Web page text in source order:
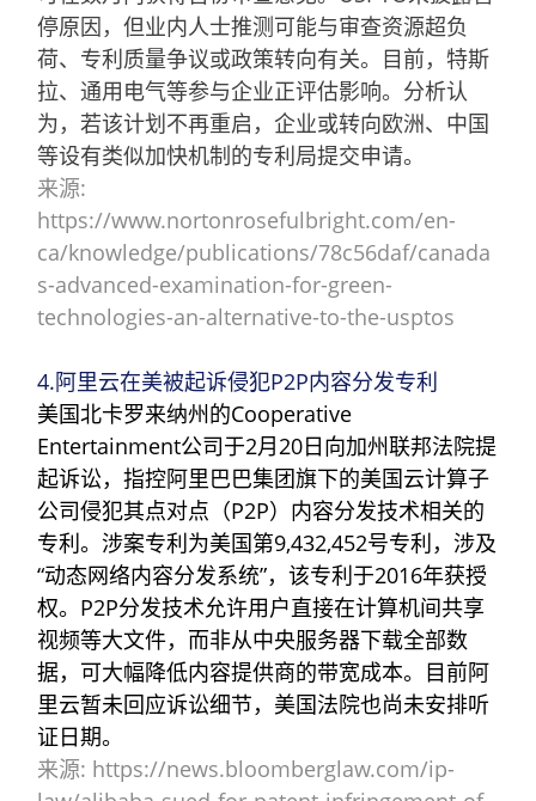
停原因，但业内人士推测可能与审查资源超负
荷、专利质量争议或政策转向有关。目前，特斯
拉、通用电气等参与企业正评估影响。分析认
为，若该计划不再重启，企业或转向欧洲、中国
等设有类似加快机制的专利局提交申请。
来源:
https://www.nortonrosefulbright.com/en-
ca/knowledge/publications/78c56daf/canada
s-advanced-examination-for-green-
technologies-an-alternative-to-the-usptos
4.阿里云在美被起诉侵犯P2P内容分发专利
美国北卡罗来纳州的Cooperative
Entertainment公司于2月20日向加州联邦法院提
起诉讼，指控阿里巴巴集团旗下的美国云计算子
公司侵犯其点对点（P2P）内容分发技术相关的
专利。涉案专利为美国第9,432,452号专利，涉及
“动态网络内容分发系统”，该专利于2016年获授
权。P2P分发技术允许用户直接在计算机间共享
视频等大文件，而非从中央服务器下载全部数
据，可大幅降低内容提供商的带宽成本。目前阿
里云暂未回应诉讼细节，美国法院也尚未安排听
证日期。
来源: https://news.bloomberglaw.com/ip-